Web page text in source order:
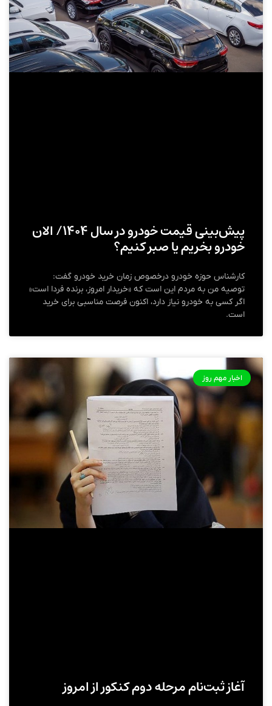
پیش‌بینی قیمت خودرو در سال ۱۴۰۴/ الان
خودرو بخریم یا صبر کنیم؟
کارشناس حوزه خودرو درخصوص زمان خرید خودرو گفت:
توصیه من به مردم این است که «خریدار امروز، برنده فردا است»
اگر کسی به خودرو نیاز دارد، اکنون فرصت مناسبی برای خرید
است.
اخبار مهم روز
آغاز ثبت‌نام مرحله دوم کنکور از امروز